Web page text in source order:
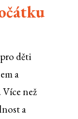
děti
a
než
a